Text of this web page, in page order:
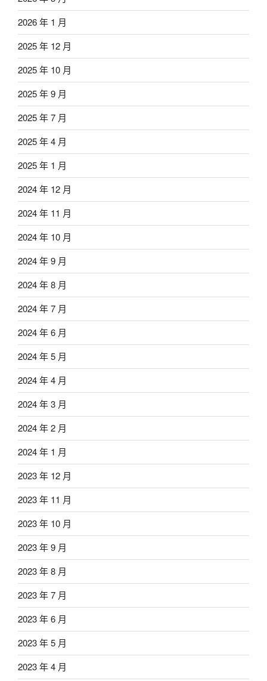
2026 年 1 月
2025 年 12 月
2025 年 10 月
2025 年 9 月
2025 年 7 月
2025 年 4 月
2025 年 1 月
2024 年 12 月
2024 年 11 月
2024 年 10 月
2024 年 9 月
2024 年 8 月
2024 年 7 月
2024 年 6 月
2024 年 5 月
2024 年 4 月
2024 年 3 月
2024 年 2 月
2024 年 1 月
2023 年 12 月
2023 年 11 月
2023 年 10 月
2023 年 9 月
2023 年 8 月
2023 年 7 月
2023 年 6 月
2023 年 5 月
2023 年 4 月